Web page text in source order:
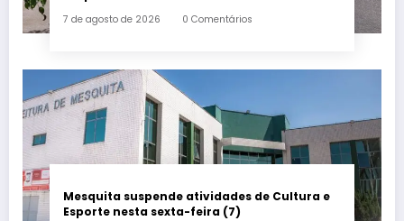
7 de agosto de 2026 0 Comentários
Mesquita suspende atividades de Cultura e
Esporte nesta sexta-feira (7)